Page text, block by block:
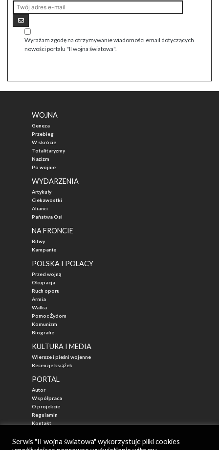
Wyrażam zgodę na otrzymywanie wiadomości email dotyczących
nowości portalu "II wojna światowa".
WOJNA
Geneza
Przebieg
W skrócie
Totalitaryzmy
Nazizm
Po wojnie
WYDARZENIA
Artykuły
Ciekawostki
Alianci
Państwa Osi
NA FRONCIE
Bitwy
Kampanie
POLSKA I POLACY
Przed wojną
Okupacja
Ruch oporu
Armia
Walka
Pomoc Żydom
Komunizm
Biografie
KULTURA I MEDIA
Wiersze i pieśni wojenne
Recenzje książek
PORTAL
Autor
Współpraca
O projekcie
Regulamin
Kontakt
Serwis "II wojna światowa" wykorzystuje pliki cookies